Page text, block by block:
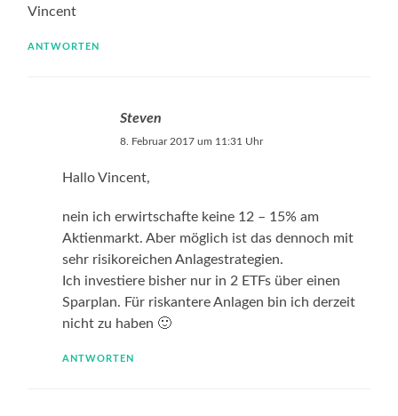
Vincent
ANTWORTEN
Steven
8. Februar 2017 um 11:31 Uhr
Hallo Vincent,
nein ich erwirtschafte keine 12 – 15% am
Aktienmarkt. Aber möglich ist das dennoch mit
sehr risikoreichen Anlagestrategien.
Ich investiere bisher nur in 2 ETFs über einen
Sparplan. Für riskantere Anlagen bin ich derzeit
nicht zu haben 🙂
ANTWORTEN